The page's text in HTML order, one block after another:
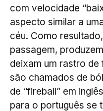
com velocidade
aspecto similar a
céu. Como
passagem,
deixam um rastro
são chamados de
de “fireball” em
para o português se